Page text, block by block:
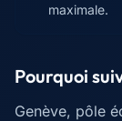
maximale.
Pourquoi
Genève, pôle